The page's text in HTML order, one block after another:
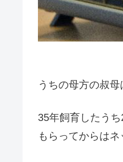
うちの母方の叔母
35年飼育したう
もらってからは